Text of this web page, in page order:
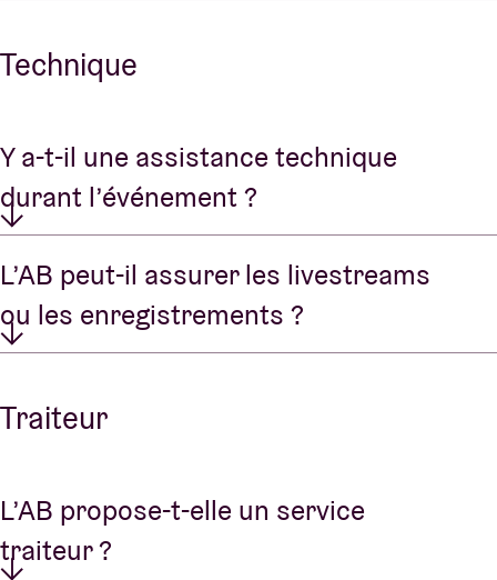
Technique
Y a-t-il une assistance technique
durant l’événement ?
L’AB peut-il assurer les livestreams
ou les enregistrements ?
Traiteur
L’AB propose-t-elle un service
traiteur ?